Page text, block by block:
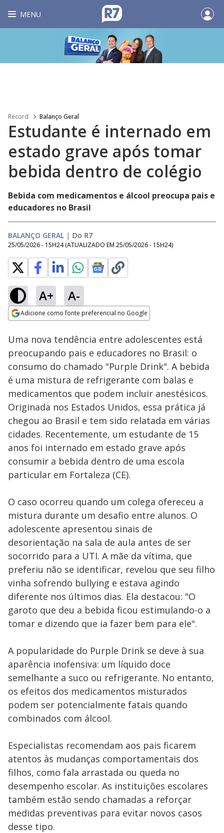
MENU
Record Balanço Geral
Estudante é internado em
estado grave após tomar
bebida dentro de colégio
Bebida com medicamentos e álcool preocupa pais e
educadores no Brasil
BALANÇO GERAL | Do R7
25/05/2026 - 15H24 (ATUALIZADO EM 25/05/2026 - 15H24)
A+ A-
Adicione como fonte preferencial no Google
Ativar
Loaded:
7.99%
Uma nova tendência entre adolescentes está
preocupando pais e educadores no Brasil: o
consumo do chamado "Purple Drink". A bebida
é uma mistura de refrigerante com balas e
medicamentos que podem incluir anestésicos.
Originada nos Estados Unidos, essa prática já
chegou ao Brasil e tem sido relatada em várias
cidades. Recentemente, um estudante de 15
anos foi internado em estado grave após
consumir a bebida dentro de uma escola
particular em Fortaleza (CE).
O caso ocorreu quando um colega ofereceu a
mistura durante um desafio entre alunos. O
adolescente apresentou sinais de
desorientação na sala de aula antes de ser
socorrido para a UTI. A mãe da vítima, que
preferiu não se identificar, revelou que seu filho
vinha sofrendo bullying e estava agindo
diferente nos últimos dias. Ela destacou: "O
garoto que deu a bebida ficou estimulando-o a
tomar e dizendo que ia fazer bem para ele".
A popularidade do Purple Drink se deve à sua
aparência inofensiva: um líquido doce
semelhante a suco ou refrigerante. No entanto,
os efeitos dos medicamentos misturados
podem ser potencialmente fatais quando
combinados com álcool.
Especialistas recomendam aos pais ficarem
atentos às mudanças comportamentais dos
filhos, como fala arrastada ou queda no
desempenho escolar. As instituições escolares
também estão sendo chamadas a reforçar
medidas preventivas para evitar novos casos
desse tipo.